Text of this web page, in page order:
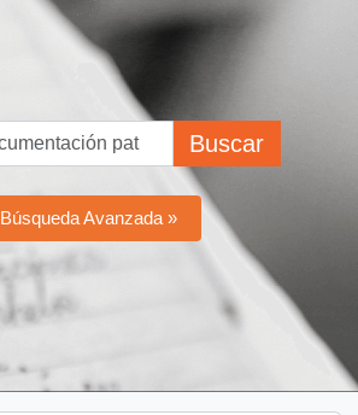
Buscar
Búsqueda Avanzada »